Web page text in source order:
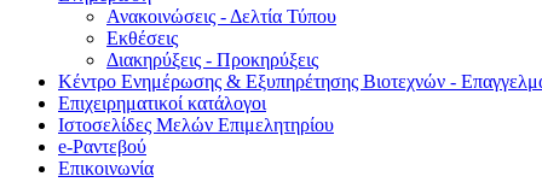
Ανακοινώσεις - Δελτία Τύπου
Εκθέσεις
Διακηρύξεις - Προκηρύξεις
Κέντρο Ενημέρωσης & Εξυπηρέτησης Βιοτεχνών -
Επιχειρηματικοί κατάλογοι
Ιστοσελίδες Μελών Επιμελητηρίου
e-Ραντεβού
Επικοινωνία